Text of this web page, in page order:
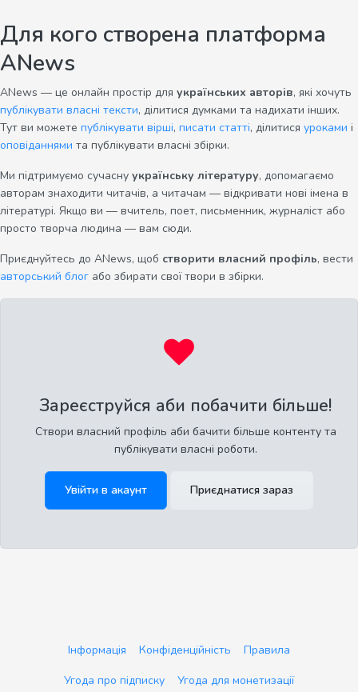
Для кого створена платформа
ANews
ANews — це онлайн простір для українських авторів, які хочуть
публікувати власні тексти, ділитися думками та надихати інших.
Тут ви можете публікувати вірші, писати статті, ділитися уроками і
оповіданнями та публікувати власні збірки.
Ми підтримуємо сучасну українську літературу, допомагаємо
авторам знаходити читачів, а читачам — відкривати нові імена в
літературі. Якщо ви — вчитель, поет, письменник, журналіст або
просто творча людина — вам сюди.
Приєднуйтесь до ANews, щоб створити власний профіль, вести
авторський блог або збирати свої твори в збірки.
Зареєструйся аби побачити більше!
Створи власний профіль аби бачити більше контенту та
публікувати власні роботи.
Увійти в акаунт Приєднатися зараз
Інформація Конфіденційність
Правила
Угода про підписку
Угода для монетизації